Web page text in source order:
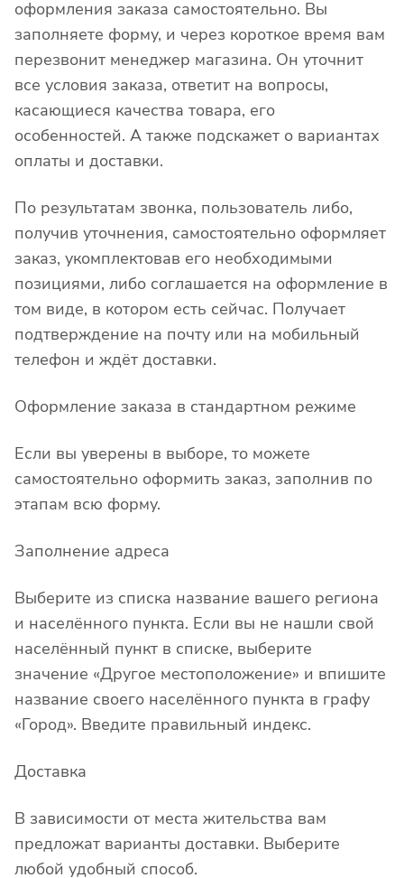
оформления заказа самостоятельно. Вы
заполняете форму, и через короткое время вам
перезвонит менеджер магазина. Он уточнит
все условия заказа, ответит на вопросы,
касающиеся качества товара, его
особенностей. А также подскажет о вариантах
оплаты и доставки.
По результатам звонка, пользователь либо,
получив уточнения, самостоятельно оформляет
заказ, укомплектовав его необходимыми
позициями, либо соглашается на оформление в
том виде, в котором есть сейчас. Получает
подтверждение на почту или на мобильный
телефон и ждёт доставки.
Оформление заказа в стандартном режиме
Если вы уверены в выборе, то можете
самостоятельно оформить заказ, заполнив по
этапам всю форму.
Заполнение адреса
Выберите из списка название вашего региона
и населённого пункта. Если вы не нашли свой
населённый пункт в списке, выберите
значение «Другое местоположение» и впишите
название своего населённого пункта в графу
«Город». Введите правильный индекс.
Доставка
В зависимости от места жительства вам
предложат варианты доставки. Выберите
любой удобный способ.